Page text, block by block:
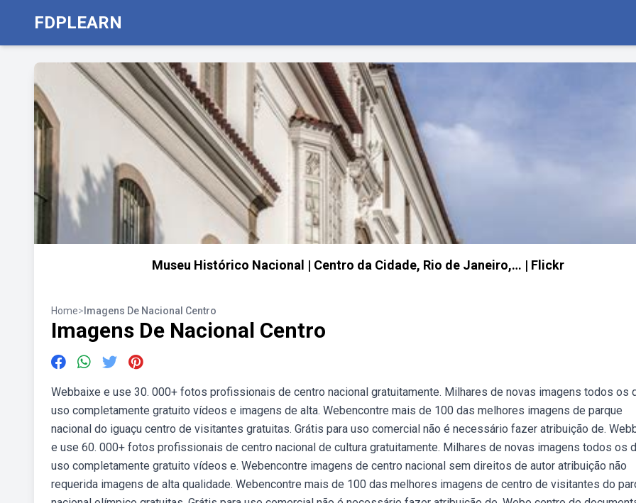
FDPLEARN
Museu Histórico Nacional | Centro da Cidade, Rio de Janeiro,… | Flickr
Home> Imagens De Nacional Centro
Imagens De Nacional Centro
Webbaixe e use 30. 000+ fotos profissionais de centro nacional gratuitamente. Milhares de novas imagens todos os
uso completamente gratuito vídeos e imagens de alta. Webencontre mais de 100 das melhores imagens de parque
nacional do iguaçu centro de visitantes gratuitas. Grátis para uso comercial não é necessário fazer atribuição de.
e use 60. 000+ fotos profissionais de centro nacional de cultura gratuitamente. Milhares de novas imagens todos os
uso completamente gratuito vídeos e. Webencontre imagens de centro nacional sem direitos de autor atribuição não
requerida imagens de alta qualidade. Webencontre mais de 100 das melhores imagens de centro de visitantes do